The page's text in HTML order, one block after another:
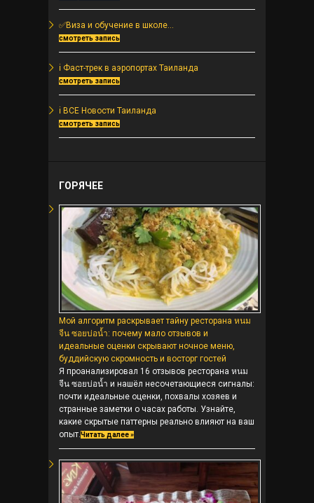
✅Виза и обучение в школе...
смотреть запись
ℹ️ Фаст-трек в аэропортах Таиланда
смотреть запись
ℹ️ ВСЕ Новости Таиланда
смотреть запись
ГОРЯЧЕЕ
Мой алгоритм раскрывает тайну ресторана หนม
จีน ซอยบ่อน้ำ: почему мало отзывов и
идеальные оценки скрывают ночное меню,
буддийскую скромность и восторг гостей
Я проанализировал 16 отзывов ресторана หนม
จีน ซอยบ่อน้ำ и нашёл несочетающиеся сигналы:
почти идеальные оценки, похвалы хозяев и
странные заметки о часах работы. Узнайте,
какие скрытые паттерны реально влияют на ваш
опыт.Читать далее »